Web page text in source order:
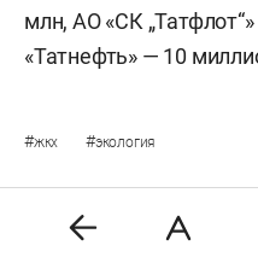
млн, АО «СК
«Татнефть» — 10
#жкх #экология